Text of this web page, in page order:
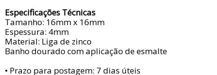
Especificações Técnicas
Tamanho: 16mm x 16mm
Espessura: 4mm
Material: Liga de zinco
Banho dourado com aplicação de esmalte
• Prazo para postagem: 7 dias úteis